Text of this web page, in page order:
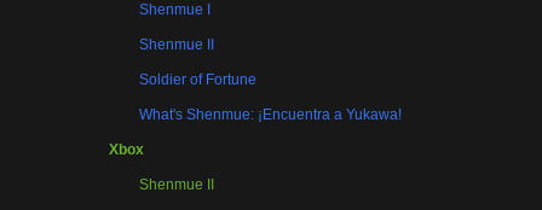
Shenmue I
Shenmue II
Soldier of Fortune
What's Shenmue: ¡Encuentra a Yukawa!
Xbox
Shenmue II